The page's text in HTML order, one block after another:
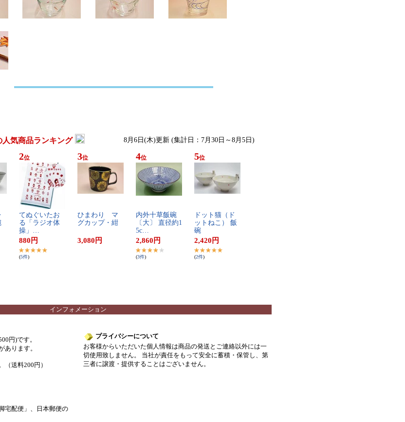
人気商品ランキング 8月6日(木)更新 (集計日：7月30日～8月5日)
2位
て​ぬ​ぐ​い​た​お​
る​「​ラ​ジ​オ​体​
操​」​…
880 円
(5件)
3位
ひ​ま​わ​り​ ​マ​
グ​カ​ッ​プ​・​紺
3,080 円
4位
内​外​十​草​飯​碗​
〔​大​〕​ ​直​径​約​1​
5​c​…
2,860 円
(3件)
5位
ド​ッ​ト​猫​（​ド​
ッ​ト​ね​こ​）​ ​飯​
碗
2,420 円
(2件)
インフォメーション
円)です。
あります。
送料200円）
宅配便」、日本郵便の
プライバシーについて
お客様からいただいた個人情報は商品の発送とご連絡以外には一
切使用致しません。 当社が責任をもって安全に蓄積・保管し、第
三者に譲渡・提供することはございません。